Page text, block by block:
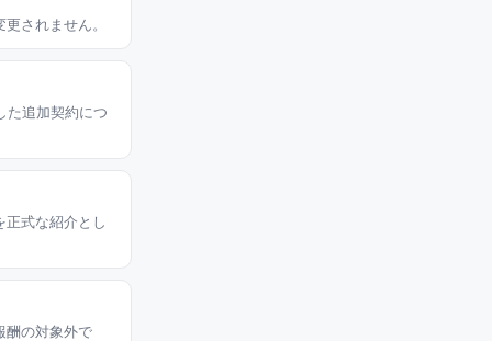
されません。
た追加契約につ
式な紹介とし
酬の対象外で